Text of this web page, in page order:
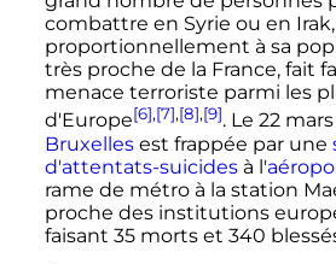
combattre en Syrie ou en Irak,
proportionnellement à sa
très proche de la France, fait
menace terroriste parmi les
d'Europe[6],[7],[8],[9]. Le 22 mars
Bruxellesest frappée par une
d'attentats-suicidesà l'
rame de métro à la station
proche des institutions
faisant 35 mortset 340